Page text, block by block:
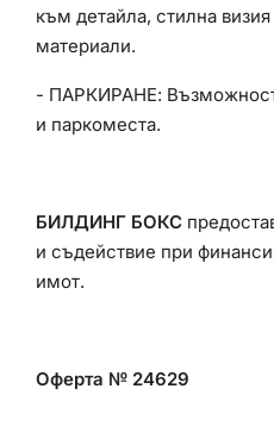
към детайла, стилна
материали.
- ПАРКИРАНЕ: Възможност
и паркоместа.
БИЛДИНГ БОКС
и съдействие при
имот.
Оферта № 24629